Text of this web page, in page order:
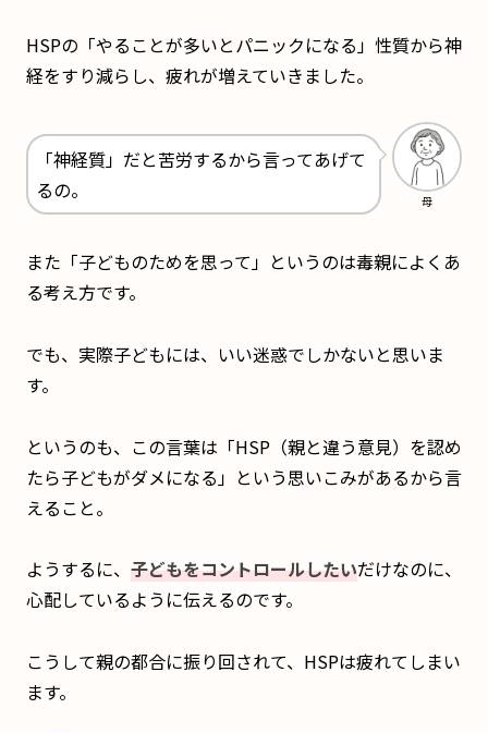
HSPの「やることが多いとパニックになる」性質から神
経をすり減らし、疲れが増えていきました。
母
「神経質」だと苦労するから言ってあげて
るの。
また「子どものためを思って」というのは毒親によくあ
る考え方です。
でも、実際子どもには、いい迷惑でしかないと思いま
す。
というのも、この言葉は「HSP（親と違う意見）を認め
たら子どもがダメになる」という思いこみがあるから言
えること。
ようするに、 子どもをコントロールしたいだけなのに、
心配しているように伝えるのです。
こうして親の都合に振り回されて、HSPは疲れてしまい
ます。